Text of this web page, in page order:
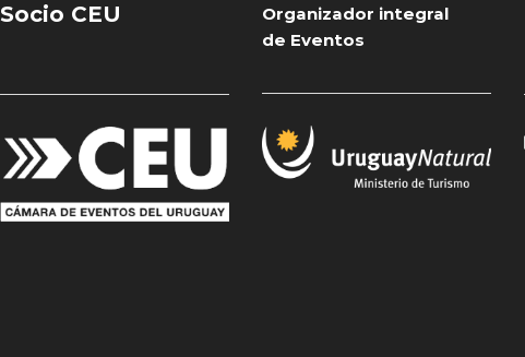
Socio CEU
Organizador integral
de Eventos